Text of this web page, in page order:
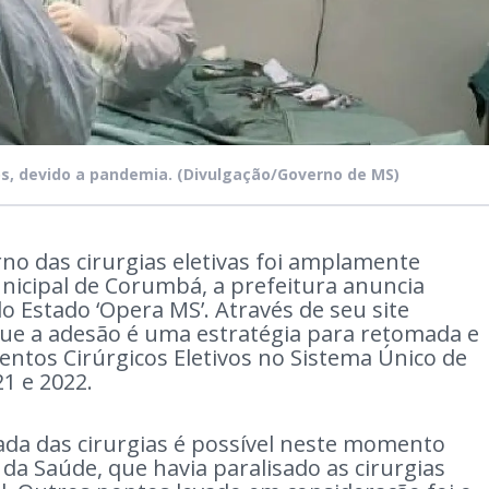
devido a pandemia. (Divulgação/Governo de MS)
das cirurgias eletivas foi amplamente
de Corumbá, a prefeitura anuncia
‘Opera MS’. Através de seu site
a adesão é uma estratégia para retomada e
Cirúrgicos Eletivos no Sistema Único de
e 2022.
das cirurgias é possível neste momento
Saúde, que havia paralisado as cirurgias